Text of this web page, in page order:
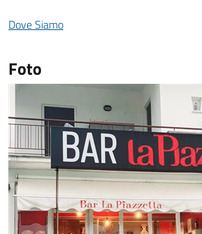
Dove Siamo
Foto